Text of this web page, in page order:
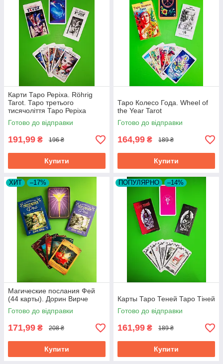
Карти Таро Реріха. Röhrig
Tarot. Таро третього
тисячоліття Таро Реріха
Готово до відправки
191,99 ₴ 196 ₴
Купити
Таро Колесо Года. Wheel of
the Year Tarot
Готово до відправки
164,99 ₴ 189 ₴
Купити
ХИТ –17%
Магические послания Фей
(44 карты). Дорин Вирче
Готово до відправки
171,99 ₴ 208 ₴
Купити
ПОПУЛЯРНО –14%
Карты Таро Теней Таро Тіней
Готово до відправки
161,99 ₴ 189 ₴
Купити